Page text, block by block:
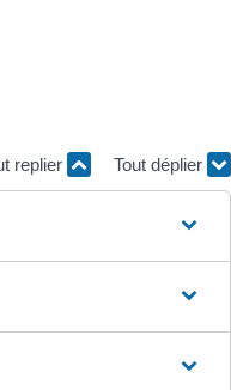
replier Tout déplier